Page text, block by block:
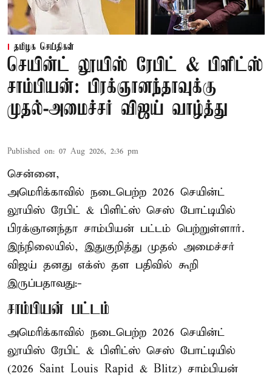
தமிழக செய்திகள்
செயின்ட் லூயிஸ் ரேபிட் & பிளிட்ஸ்
சாம்பியன்: பிரக்ஞானந்தாவுக்கு
முதல்-அமைச்சர் விஜய் வாழ்த்து
Published on: 07 Aug 2026, 2:36 pm
சென்னை,
அமெரிக்காவில் நடைபெற்ற 2026 செயின்ட்
லூயிஸ் ரேபிட் & பிளிட்ஸ் செஸ் போட்டியில்
பிரக்ஞானந்தா சாம்பியன் பட்டம் பெற்றுள்ளார்.
இந்நிலையில், இதுகுறித்து முதல் அமைச்சர்
விஜய் தனது எக்ஸ் தள பதிவில் கூறி
இருப்பதாவது:-
சாம்பியன் பட்டம்
அமெரிக்காவில் நடைபெற்ற 2026 செயின்ட்
லூயிஸ் ரேபிட் & பிளிட்ஸ் செஸ் போட்டியில்
(2026 Saint Louis Rapid & Blitz) சாம்பியன்